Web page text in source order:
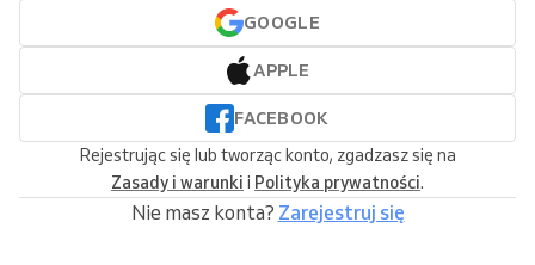
GOOGLE
APPLE
FACEBOOK
Rejestrując się lub tworząc konto, zgadzasz się na
Zasady i warunki i Polityka prywatności.
Nie masz konta? Zarejestruj się